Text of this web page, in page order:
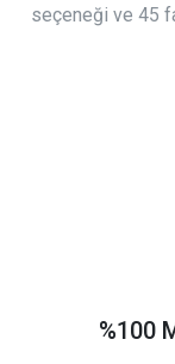
seçeneği ve 45
%100